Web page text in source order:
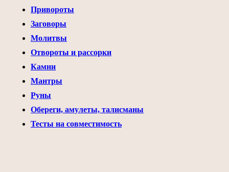
Привороты
Заговоры
Молитвы
Отвороты и рассорки
Камни
Мантры
Руны
Обереги, амулеты, талисманы
Тесты на совместимость